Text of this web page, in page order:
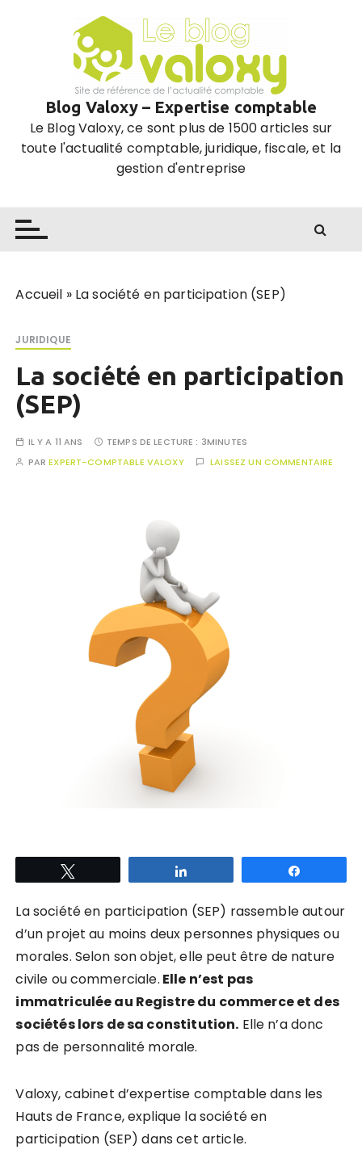
Blog Valoxy – Expertise comptable
Le Blog Valoxy, ce sont plus de 1500 articles sur
toute l'actualité comptable, juridique, fiscale, et la
gestion d'entreprise
Accueil » La société en participation (SEP)
JURIDIQUE
La société en participation
(SEP)
IL Y A 11 ANS TEMPS DE LECTURE : 3MINUTES
PAREXPERT-COMPTABLE VALOXY LAISSEZ UN COMMENTAIRE
La société en participation (SEP) rassemble autour
d’un projet au moins deux personnes physiques ou
morales. Selon son objet, elle peut être de nature
civile ou commerciale. Elle n’est pas
immatriculée au Registre du commerce et des
sociétés lors de sa constitution. Elle n’a donc
pas de personnalité morale.
Valoxy, cabinet d’expertise comptable dans les
Hauts de France, explique la société en
participation (SEP) dans cet article.